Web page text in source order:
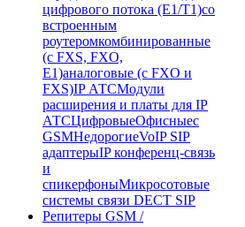
цифрового потока (E1/T1)со
встроенным
роутеромкомбинированные
(c FXS, FXO,
E1)аналоговые (с FXO и
FXS)IP АТСМодули
расширения и платы для IP
АТСЦифровыеОфисныес
GSMНедорогиеVoIP SIP
адаптерыIP конференц-связь
и
спикерфоныМикросотовые
системы связи DECT SIP
Репитеры GSM /